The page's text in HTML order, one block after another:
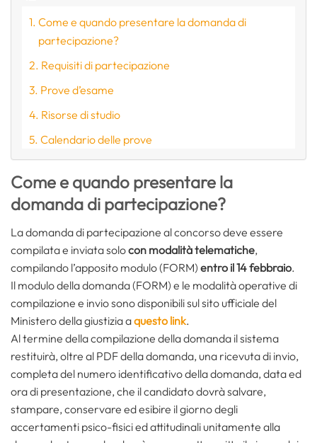
Come e quando presentare la domanda di
partecipazione?
Requisiti di partecipazione
Prove d’esame
Risorse di studio
Calendario delle prove
Come e quando presentare la
domanda di partecipazione?
La domanda di partecipazione al concorso deve essere
compilata e inviata solocon modalità telematiche,
compilando l’apposito modulo (FORM) entro il 14 febbraio.
Il modulo della domanda (FORM) e le modalità operative di
compilazione e invio sono disponibili sul sito ufficiale del
Ministero della giustizia aquesto link.
Al termine della compilazione della domanda il sistema
restituirà, oltre al PDF della domanda, una ricevuta di invio,
completa del numero identificativo della domanda, data ed
ora di presentazione, che il candidato dovrà salvare,
stampare, conservare ed esibire il giorno degli
accertamenti psico-fisici ed attitudinali unitamente alla